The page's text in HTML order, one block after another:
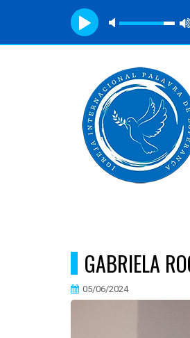
GABRIELA
05/06/2024